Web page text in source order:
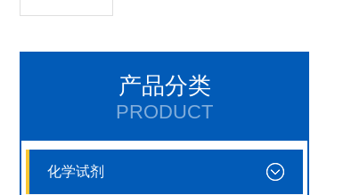
产品分类
PRODUCT
化学试剂